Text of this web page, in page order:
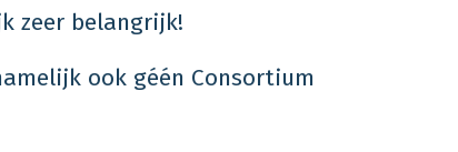
zeer belangrijk!
ook géén Consortium